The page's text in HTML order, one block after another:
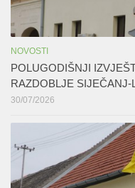
NOVOSTI
POLUGODIŠNJI
RAZDOBLJE SIJEČANJ-
30/07/2026